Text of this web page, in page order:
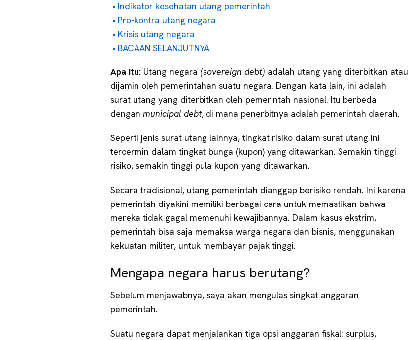
Indikator kesehatan utang pemerintah
Pro-kontra utang negara
Krisis utang negara
BACAAN SELANJUTNYA
Apa itu: Utang negara (sovereign debt) adalah utang yang diterbitkan atau
dijamin oleh pemerintahan suatu negara. Dengan kata lain, ini adalah
surat utang yang diterbitkan oleh pemerintah nasional. Itu berbeda
dengan municipal debt, di mana penerbitnya adalah pemerintah daerah.
Seperti jenis surat utang lainnya, tingkat risiko dalam surat utang ini
tercermin dalam tingkat bunga (kupon) yang ditawarkan. Semakin tinggi
risiko, semakin tinggi pula kupon yang ditawarkan.
Secara tradisional, utang pemerintah dianggap berisiko rendah. Ini karena
pemerintah diyakini memiliki berbagai cara untuk memastikan bahwa
mereka tidak gagal memenuhi kewajibannya. Dalam kasus ekstrim,
pemerintah bisa saja memaksa warga negara dan bisnis, menggunakan
kekuatan militer, untuk membayar pajak tinggi.
Mengapa negara harus berutang?
Sebelum menjawabnya, saya akan mengulas singkat anggaran
pemerintah.
Suatu negara dapat menjalankan tiga opsi anggaran fiskal: surplus,